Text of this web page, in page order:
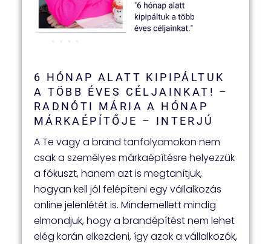
6 HÓNAP ALATT KIPIPÁLTUK
A TÖBB ÉVES CÉLJAINKAT! –
RADNÓTI MÁRIA A HÓNAP
MÁRKAÉPÍTŐJE – INTERJÚ
A Te vagy a brand tanfolyamokon nem
csak a személyes márkaépítésre helyezzük
a fókuszt, hanem azt is megtanítjuk,
hogyan kell jól felépíteni egy vállalkozás
online jelenlétét is. Mindemellett mindig
elmondjuk, hogy a brandépítést nem lehet
elég korán elkezdeni, így azok a vállalkozók,